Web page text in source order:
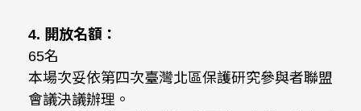
4. 開放名額：
65名
本場次妥依第四次臺灣北區保護研究參與者聯盟
會議決議辦理。